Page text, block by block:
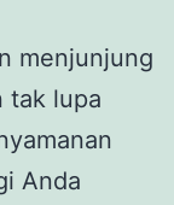
menjunjung
tak lupa
Anda